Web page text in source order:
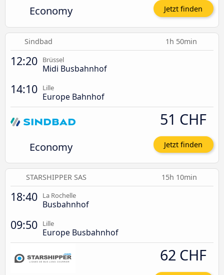
Economy Jetzt finden
Sindbad 1h 50min
12:20 Brüssel
Midi Busbahnhof
14:10 Lille
Europe Bahnhof
Economy
51 CHF
Jetzt finden
STARSHIPPER SAS 15h 10min
18:40 La Rochelle
Busbahnhof
09:50 Lille
Europe Busbahnhof
62 CHF